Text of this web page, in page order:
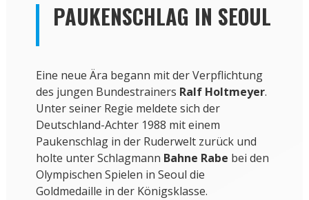
PAUKENSCHLAG IN SEOUL
Eine neue Ära begann mit der Verpflichtung
des jungen Bundestrainers Ralf Holtmeyer.
Unter seiner Regie meldete sich der
Deutschland-Achter 1988 mit einem
Paukenschlag in der Ruderwelt zurück und
holte unter Schlagmann Bahne Rabe bei den
Olympischen Spielen in Seoul die
Goldmedaille in der Königsklasse.